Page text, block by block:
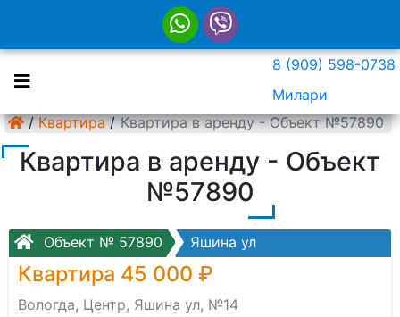
8 (909) 598-0738
Милари
/ Квартира / Квартира в аренду - Объект №57890
Квартира в аренду - Объект
№57890
Объект № 57890 Яшина ул
Квартира 45 000 ₽
Вологда, Центр, Яшина ул, №14